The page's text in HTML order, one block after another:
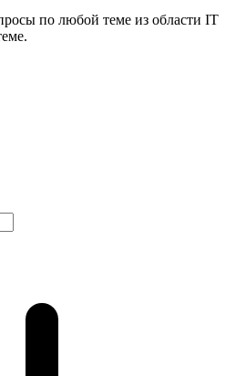
по любой теме из области IT